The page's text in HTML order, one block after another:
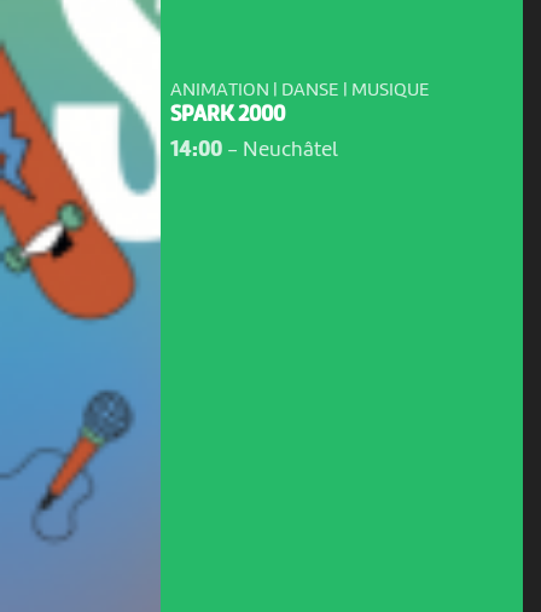
ANIMATION | DANSE | MUSIQUE
SPARK 2000
14:00- Neuchâtel